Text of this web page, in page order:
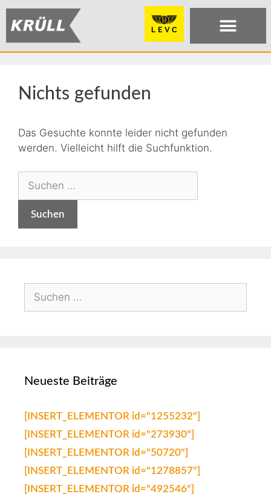
Nichts gefunden
Das Gesuchte konnte leider nicht gefunden
werden. Vielleicht hilft die Suchfunktion.
Neueste Beiträge
[INSERT_ELEMENTOR id="1255232"]
[INSERT_ELEMENTOR id="273930"]
[INSERT_ELEMENTOR id="50720"]
[INSERT_ELEMENTOR id="1278857"]
[INSERT_ELEMENTOR id="492546"]